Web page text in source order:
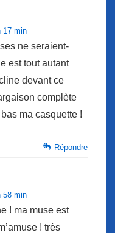
17 min
ne seraient-
est tout autant
devant ce
complète
ma casquette !
Répondre
58 min
! ma muse est
! très